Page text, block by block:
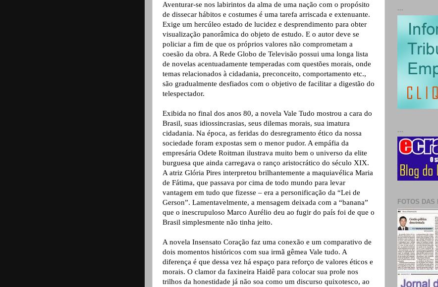
Aventurar-se nos labirintos da alma de uma nação com o propósito
de dissecar hábitos e costumes é uma tarefa arriscada e extenuante.
Exige um hercúleo estado de lucidez e desprendimento para obter
visualização panorâmica do objeto de estudo. E o autor deve se
policiar a fim de que os próprios valores não comprometam a
coesão da obra. A Rede Globo de Televisão possui uma longa lista
de novelas acentuadamente temperadas com questões morais, onde
temas relacionados à cidadania, preconceito, comportamento etc.,
são gradualmente desfiados com o objetivo de facilitar a digestão do
telespectador.
Exibida no final dos anos 80, a novela Vale Tudo mostrou a cara do
Brasil, suas idiossincrasias, seus dilemas morais, sua imatura
cidadania. Na época, as feridas do desregramento ético da nossa
sociedade foram expostas sem o menor pudor. A empáfia da
empresária Odete Roitman ilustrava muito bem o universo da elite
burguesa que ainda carregava o ranço aristocrático do século XIX.
A atriz Glória Pires interpretou brilhantemente a maquiavélica Maria
de Fátima, que passava por cima de todo mundo para levar
vantagem em tudo que fizesse – era a personificação da “Lei de
Gerson”. Lamentavelmente, a mensagem deixada com a “banana”
que o inescrupuloso Marco Aurélio deu ao fugir do país foi de que o
Brasil simplesmente não tinha jeito.
A novela Insensato Coração faz uma conexão e um comparativo de
dois momentos históricos com sua irmã gêmea Vale tudo. A
diferença é que dessa vez há espaço para reforço de valores éticos e
morais. O clamor da faxineira Haidê para colocar sua prole nos
trilhos da honestidade já não soa como um discurso quixotesco, ao
...
...
FOTOS DAS